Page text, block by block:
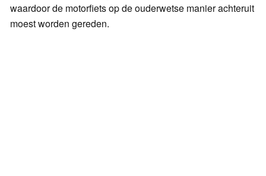
waardoor de motorfiets op de ouderwetse manier achteruit
moest worden gereden.